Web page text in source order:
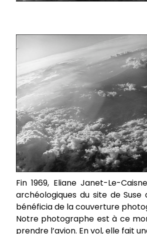
Fin 1969, Eliane Janet-Le-
archéologiques du site de
bénéficia de la couverture
Notre photographe est à ce
prendre l’avion. En vol, elle fait